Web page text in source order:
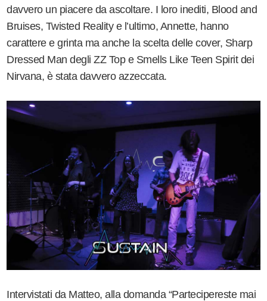
davvero un piacere da ascoltare. I loro inediti, Blood and
Bruises, Twisted Reality e l’ultimo, Annette, hanno
carattere e grinta ma anche la scelta delle cover, Sharp
Dressed Man degli ZZ Top e Smells Like Teen Spirit dei
Nirvana, è stata davvero azzeccata.
Intervistati da Matteo, alla domanda “Partecipereste mai